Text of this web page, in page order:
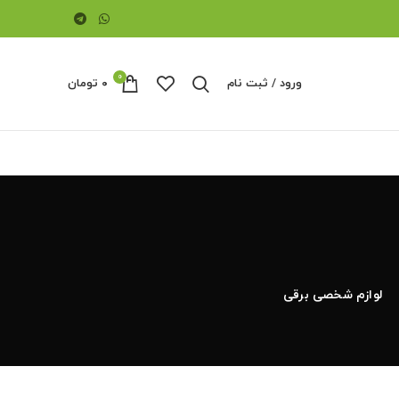
ورود / ثبت نام 0 ۰ تومان
لوازم شخصی برقی